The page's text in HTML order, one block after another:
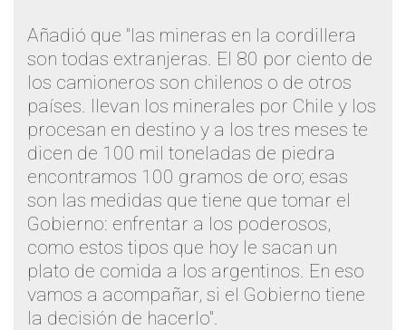
Añadió que "las mineras en la cordillera
son todas extranjeras. El 80 por ciento de
los camioneros son chilenos o de otros
países. llevan los minerales por Chile y los
procesan en destino y a los tres meses te
dicen de 100 mil toneladas de piedra
encontramos 100 gramos de oro; esas
son las medidas que tiene que tomar el
Gobierno: enfrentar a los poderosos,
como estos tipos que hoy le sacan un
plato de comida a los argentinos. En eso
vamos a acompañar, si el Gobierno tiene
la decisión de hacerlo".